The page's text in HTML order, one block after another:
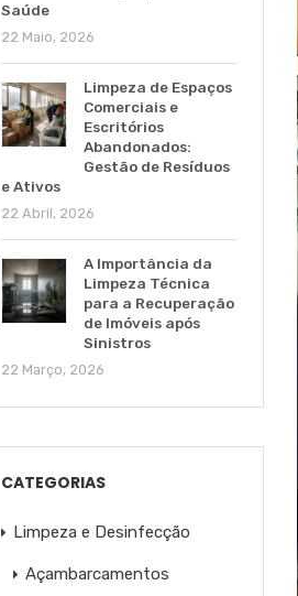
Saúde
22 Maio, 2026
Limpeza de Espaços
Comerciais e
Escritórios
Abandonados:
Gestão de Resíduos
e Ativos
22 Abril, 2026
A Importância da
Limpeza Técnica
para a Recuperação
de Imóveis após
Sinistros
22 Março, 2026
CATEGORIAS
Limpeza e Desinfecção
Açambarcamentos